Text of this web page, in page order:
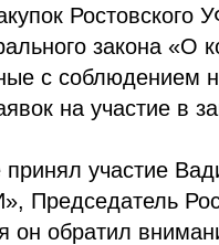
закона «О
с соблюдением
на участие в
принял участие
он обратил